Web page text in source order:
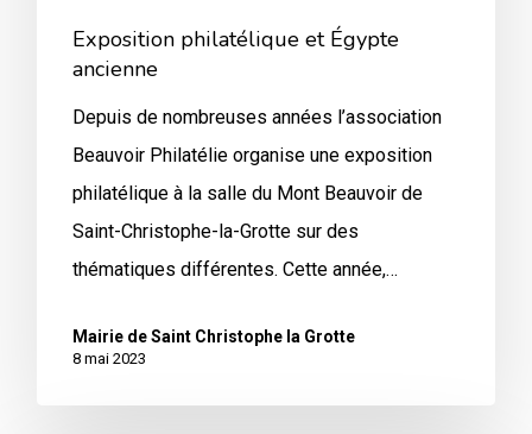
Exposition philatélique et Égypte
ancienne
Depuis de nombreuses années l’association
Beauvoir Philatélie organise une exposition
philatélique à la salle du Mont Beauvoir de
Saint-Christophe-la-Grotte sur des
thématiques différentes. Cette année,…
Mairie de Saint Christophe la Grotte
8 mai 2023